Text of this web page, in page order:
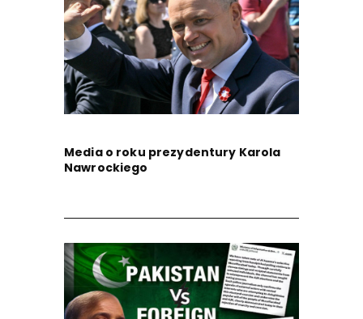
Media o roku prezydentury Karola
Nawrockiego